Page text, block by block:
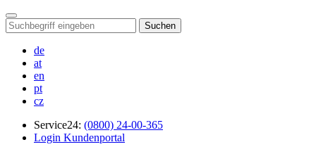
Suchen
de
at
en
pt
cz
Service24: (0800) 24-00-365
Login Kundenportal